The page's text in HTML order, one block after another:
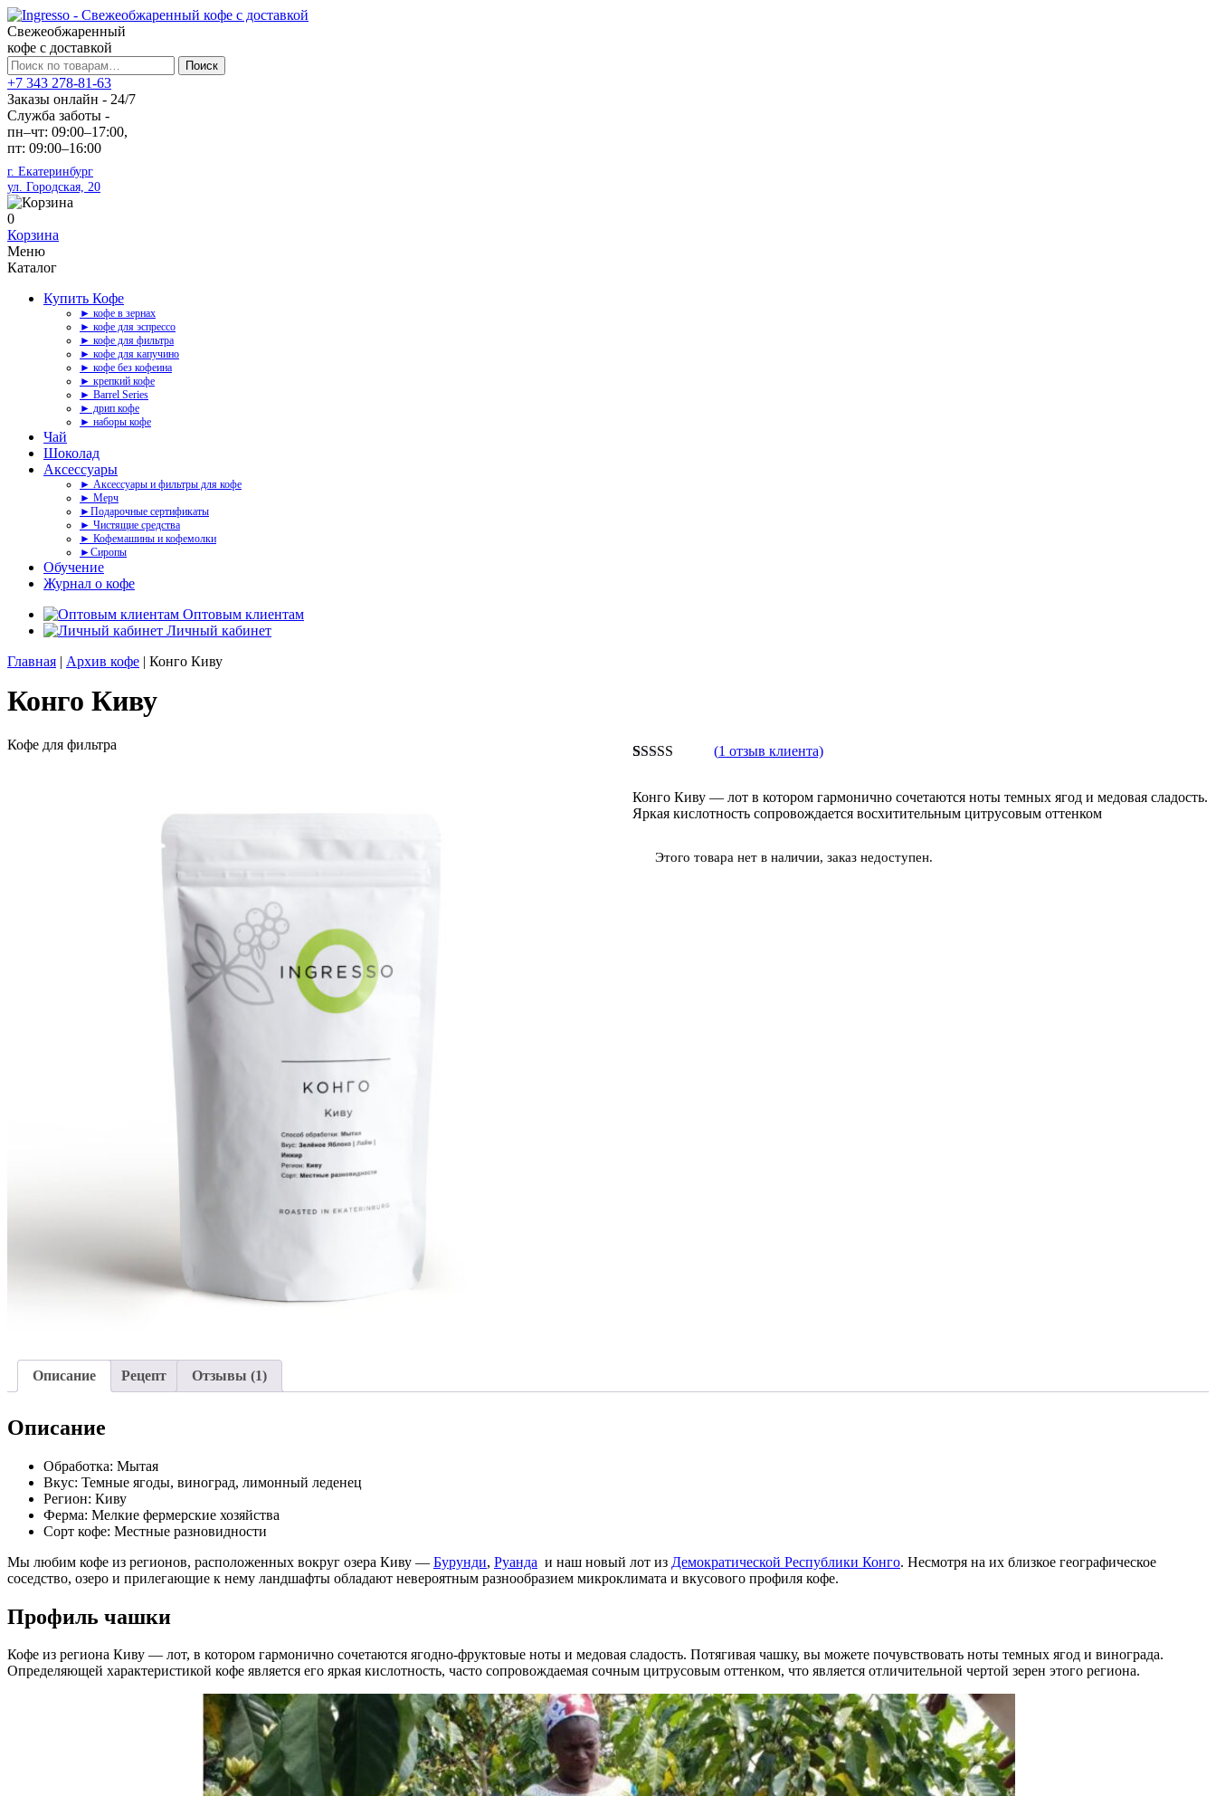
Свежеобжаренный
кофе с доставкой
Искать:
Поиск
+7 343 278-81-63
Заказы онлайн - 24/7
Служба заботы -
пн–чт: 09:00–17:00,
пт: 09:00–16:00
г. Екатеринбург
ул. Городская, 20
0
Корзина
Меню
Каталог
Купить Кофе
► кофе в зернах
► кофе для эспрессо
► кофе для фильтра
► кофе для капучино
► кофе без кофеина
► крепкий кофе
► Barrel Series
► дрип кофе
► наборы кофе
Чай
Шоколад
Аксессуары
► Аксессуары и фильтры для кофе
► Мерч
►Подарочные сертификаты
► Чистящие средства
► Кофемашины и кофемолки
►Сиропы
Обучение
Журнал о кофе
Оптовым клиентам
Личный кабинет
Главная | Архив кофе | Конго Киву
Конго Киву
Кофе для фильтра
основе
опроса
(1 отзыв клиента)
Конго Киву — лот в котором гармонично сочетаются ноты темных ягод и медовая сладость.
Яркая кислотность сопровождается восхитительным цитрусовым оттенком
Этого товара нет в наличии, заказ недоступен.
Описание Рецепт Отзывы (1)
Описание
Обработка: Мытая
Вкус: Темные ягоды, виноград, лимонный леденец
Регион: Киву
Ферма: Мелкие фермерские хозяйства
Сорт кофе: Местные разновидности
Мы любим кофе из регионов, расположенных вокруг озера Киву — Бурунди, Руанда и наш новый лот из Демократической Республики Конго. Несмотря на их близкое географическое
соседство, озеро и прилегающие к нему ландшафты обладают невероятным разнообразием микроклимата и вкусового профиля кофе.
Профиль чашки
Кофе из региона Киву — лот, в котором гармонично сочетаются ягодно-фруктовые ноты и медовая сладость. Потягивая чашку, вы можете почувствовать ноты темных ягод и винограда.
Определяющей характеристикой кофе является его яркая кислотность, часто сопровождаемая сочным цитрусовым оттенком, что является отличительной чертой зерен этого региона.